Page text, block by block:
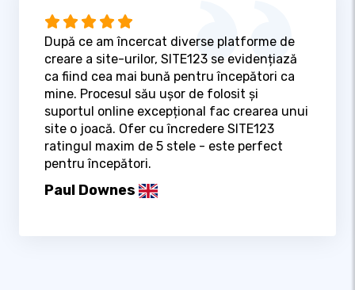
După ce am încercat diverse platforme de
creare a site-urilor, SITE123 se evidențiază
ca fiind cea mai bună pentru începători ca
mine. Procesul său ușor de folosit și
suportul online excepțional fac crearea unui
site o joacă. Ofer cu încredere SITE123
ratingul maxim de 5 stele - este perfect
pentru începători.
Paul Downes